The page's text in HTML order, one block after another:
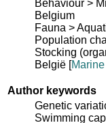
Behaviour >
Belgium
Fauna >
Population
Stocking
België [
Author keywords
Genetic
Swimming